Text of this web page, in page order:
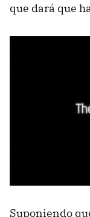
que dará que
Suponiendo